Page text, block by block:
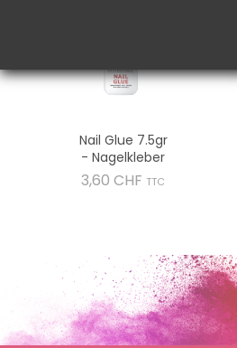
Nail Glue 7.5gr
- Nagelkleber
3,60 CHF Preis
TTC